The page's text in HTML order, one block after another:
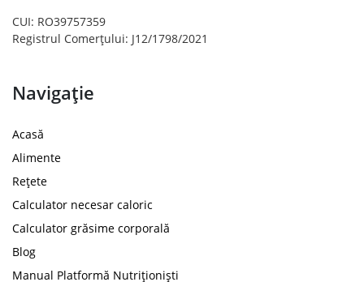
CUI: RO39757359
Registrul Comerțului: J12/1798/2021
Navigație
Acasă
Alimente
Rețete
Calculator necesar caloric
Calculator grăsime corporală
Blog
Manual Platformă Nutriționiști